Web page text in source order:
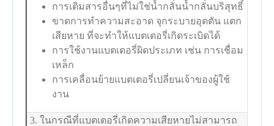
การเติมสารอื่นๆที่ไม่ใช่น้ำกลั่นน้ำกลั่นบริสุทธิ์
ขาดการทำความสะอาด จุกระบายอุดตัน แตก
เสียหาย ที่จะทำให้แบตเตอรี่เกิดระเบิดได้
การใช้งานแบตเตอรี่ผิดประเภท เช่น การเชื่อม
เหล็ก
การเคลื่อนย้ายแบตเตอรี่เปลี่ยนเจ้าของผู้ใช้
งาน
3. ในกรณีที่แบตเตอรี่เกิดความเสียหายไม่สามารถ